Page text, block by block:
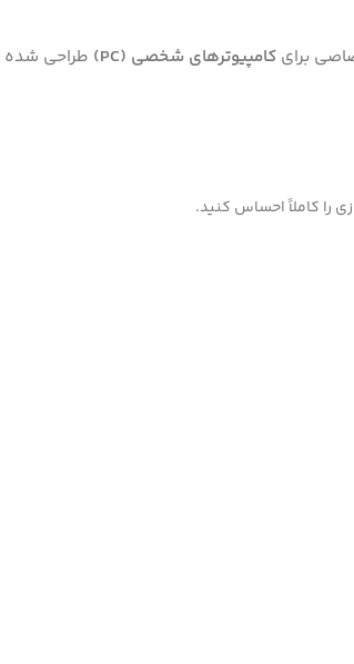
برایکامپیوترهای شخصی (PC) طراحی
را کاملاً احساس کنید.